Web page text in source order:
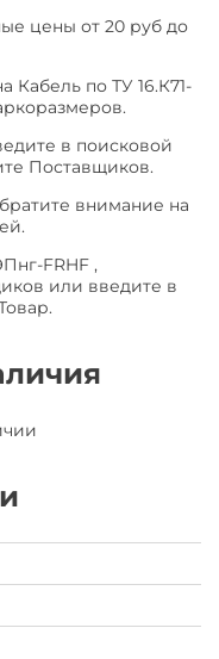
цены от 20 руб до
Кабель по ТУ 16.К71-
в поисковой
Поставщиков.
внимание на
FRHF ,
или введите в